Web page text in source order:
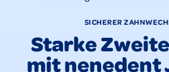
SICHERER
Starke
mit nenedent